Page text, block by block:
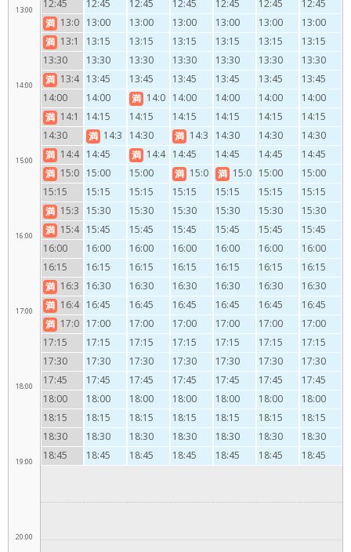
13:00
14:00
15:00
16:00
17:00
18:00
19:00
20:00
12:45
かき氷
満 13:0
0
かき氷
満 13:1
5
かき氷
13:30
かき氷
満 13:4
5
かき氷
14:00
かき氷
満 14:1
5
かき氷
14:30
かき氷
満 14:4
5
かき氷
満 15:0
0
かき氷
15:15
かき氷
満 15:3
0
かき氷
満 15:4
5
かき氷
16:00
かき氷
16:15
かき氷
満 16:3
0
かき氷
満 16:4
5
かき氷
満 17:0
0
かき氷
17:15
かき氷
17:30
かき氷
17:45
かき氷
18:00
かき氷
18:15
かき氷
18:30
かき氷
18:45
かき氷
12:45
かき氷
13:00
かき氷
13:15
かき氷
13:30
かき氷
13:45
かき氷
14:00
かき氷
14:15
かき氷
満 14:3
0
かき氷
14:45
かき氷
15:00
かき氷
15:15
かき氷
15:30
かき氷
15:45
かき氷
16:00
かき氷
16:15
かき氷
16:30
かき氷
16:45
かき氷
17:00
かき氷
17:15
かき氷
17:30
かき氷
17:45
かき氷
18:00
かき氷
18:15
かき氷
18:30
かき氷
18:45
かき氷
12:45
かき氷
13:00
かき氷
13:15
かき氷
13:30
かき氷
13:45
かき氷
満 14:0
0
かき氷
14:15
かき氷
14:30
かき氷
満 14:4
5
かき氷
15:00
かき氷
15:15
かき氷
15:30
かき氷
15:45
かき氷
16:00
かき氷
16:15
かき氷
16:30
かき氷
16:45
かき氷
17:00
かき氷
17:15
かき氷
17:30
かき氷
17:45
かき氷
18:00
かき氷
18:15
かき氷
18:30
かき氷
18:45
かき氷
12:45
かき氷
13:00
かき氷
13:15
かき氷
13:30
かき氷
13:45
かき氷
14:00
かき氷
14:15
かき氷
満 14:3
0
かき氷
14:45
かき氷
満 15:0
0
かき氷
15:15
かき氷
15:30
かき氷
15:45
かき氷
16:00
かき氷
16:15
かき氷
16:30
かき氷
16:45
かき氷
17:00
かき氷
17:15
かき氷
17:30
かき氷
17:45
かき氷
18:00
かき氷
18:15
かき氷
18:30
かき氷
18:45
かき氷
12:45
かき氷
13:00
かき氷
13:15
かき氷
13:30
かき氷
13:45
かき氷
14:00
かき氷
14:15
かき氷
14:30
かき氷
14:45
かき氷
満 15:0
0
かき氷
15:15
かき氷
15:30
かき氷
15:45
かき氷
16:00
かき氷
16:15
かき氷
16:30
かき氷
16:45
かき氷
17:00
かき氷
17:15
かき氷
17:30
かき氷
17:45
かき氷
18:00
かき氷
18:15
かき氷
18:30
かき氷
18:45
かき氷
12:45
かき氷
13:00
かき氷
13:15
かき氷
13:30
かき氷
13:45
かき氷
14:00
かき氷
14:15
かき氷
14:30
かき氷
14:45
かき氷
15:00
かき氷
15:15
かき氷
15:30
かき氷
15:45
かき氷
16:00
かき氷
16:15
かき氷
16:30
かき氷
16:45
かき氷
17:00
かき氷
17:15
かき氷
17:30
かき氷
17:45
かき氷
18:00
かき氷
18:15
かき氷
18:30
かき氷
18:45
かき氷
12:45
かき氷
13:00
かき氷
13:15
かき氷
13:30
かき氷
13:45
かき氷
14:00
かき氷
14:15
かき氷
14:30
かき氷
14:45
かき氷
15:00
かき氷
15:15
かき氷
15:30
かき氷
15:45
かき氷
16:00
かき氷
16:15
かき氷
16:30
かき氷
16:45
かき氷
17:00
かき氷
17:15
かき氷
17:30
かき氷
17:45
かき氷
18:00
かき氷
18:15
かき氷
18:30
かき氷
18:45
かき氷